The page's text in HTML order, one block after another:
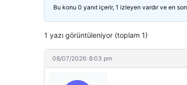
Bu konu 0 yanıt içerir, 1 izleyen vardır ve en son
1 yazı görüntüleniyor (toplam 1)
08/07/2026: 8:03 pm